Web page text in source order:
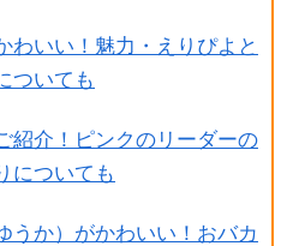
わいい！魅力・えりぴよと
ついても
紹介！ピンクのリーダーの
についても
うか）がかわいい！おバカ